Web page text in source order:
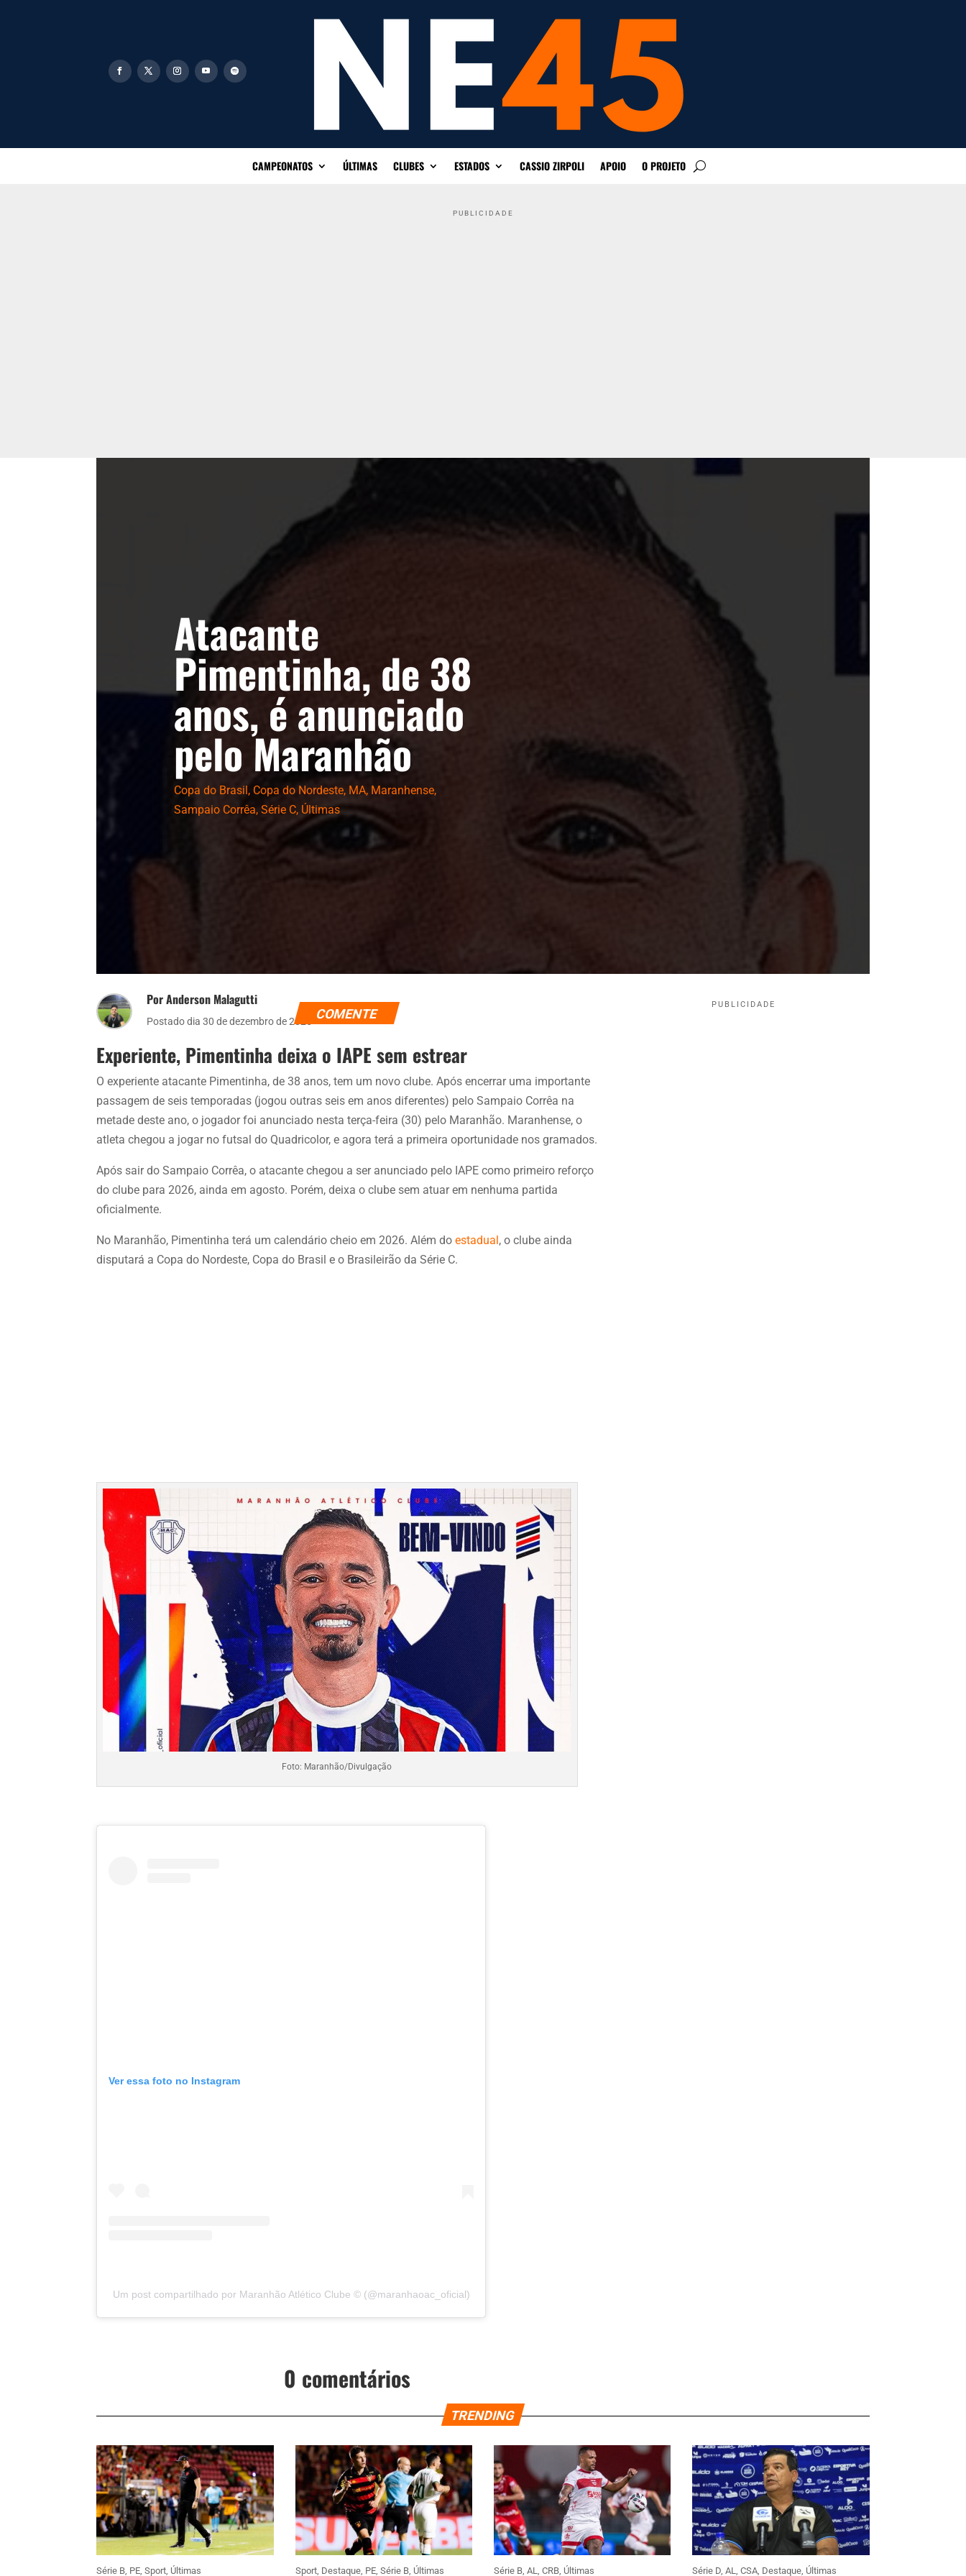
CAMPEONATOS ÚLTIMAS CLUBES ESTADOS CASSIO ZIRPOLI APOIO O PROJETO
PUBLICIDADE
Atacante
Pimentinha, de 38
anos, é anunciado
pelo Maranhão
Copa do Brasil, Copa do Nordeste, MA, Maranhense,
Sampaio Corrêa, Série C, Últimas
Por Anderson Malagutti
Postado dia 30 de dezembro de 2025 COMENTE
Experiente, Pimentinha deixa o IAPE sem estrear
O experiente atacante Pimentinha, de 38 anos, tem um novo clube. Após encerrar uma importante
passagem de seis temporadas (jogou outras seis em anos diferentes) pelo Sampaio Corrêa na
metade deste ano, o jogador foi anunciado nesta terça-feira (30) pelo Maranhão. Maranhense, o
atleta chegou a jogar no futsal do Quadricolor, e agora terá a primeira oportunidade nos gramados.
Após sair do Sampaio Corrêa, o atacante chegou a ser anunciado pelo IAPE como primeiro reforço
do clube para 2026, ainda em agosto. Porém, deixa o clube sem atuar em nenhuma partida
oficialmente.
No Maranhão, Pimentinha terá um calendário cheio em 2026. Além doestadual, o clube ainda
disputará a Copa do Nordeste, Copa do Brasil e o Brasileirão da Série C.
Foto: Maranhão/Divulgação
Ver essa foto no Instagram
Um post compartilhado por Maranhão Atlético Clube ©️ (@maranhaoac_oficial)
0 comentários
PUBLICIDADE
TRENDING
Série B, PE,Sport, Últimas Sport, Destaque, PE, Série B, Últimas Série B, AL, CRB, Últimas Série D,AL,CSA, Destaque, Últimas